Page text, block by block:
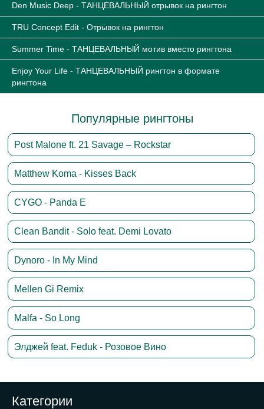
Den Music Deep - ТАНЦЕВАЛЬНЫЙ отрывок на рингтон
TRU Concept Edit - Отрывок на рингтон
Summer Time - ТАНЦЕВАЛЬНЫЙ мотив вместо рингтона
Enjoy Your Life - ТАНЦЕВАЛЬНЫЙ рингтон в формате
рингтона
Популярные рингтоны
Post Malone ft. 21 Savage – Rockstar
Matthew Koma - Kisses Back
CYGO - Panda E
Clean Bandit - Solo feat. Demi Lovato
Dynoro - In My Mind
Mellen Gi Remix
Malfa - So Long
Элджей feat. Feduk - Розовое Вино
Категории